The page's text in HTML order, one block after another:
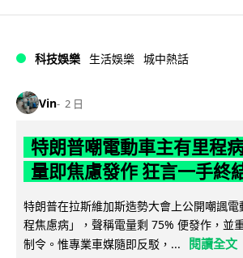
科技娛樂 生活娛樂 城中熱話
Vin 2 日
特朗普嘲電動車主有里程
量即焦慮發作 狂言一手終
特朗普在拉斯維加斯造勢大會上公開嘲諷電
程焦慮病」，聲稱電量剩 75% 便發作，並
制令。惟專業車媒隨即反駁，...
閱讀全文